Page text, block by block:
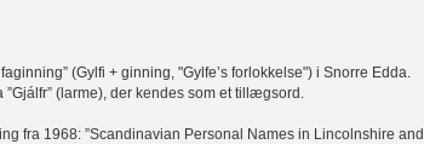
(Gylfi + ginning, "Gylfe’s forlokkelse") i Snorre Edda.
(larme), der kendes som et tillægsord.
fra 1968: ”Scandinavian Personal Names in Lincolnshire and